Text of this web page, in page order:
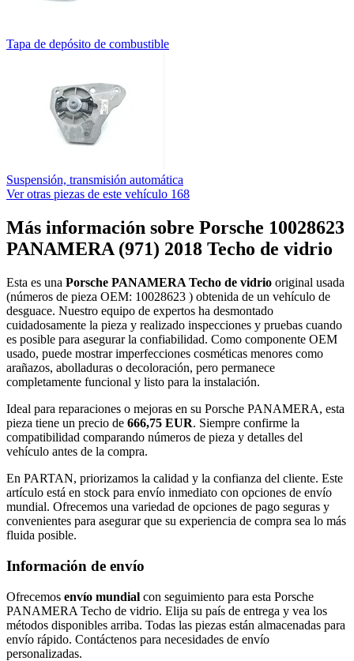
Tapa de depósito de combustible
Suspensión, transmisión automática
Ver otras piezas de este vehículo 168
Más información sobre Porsche 10028623
PANAMERA (971) 2018 Techo de vidrio
Esta es una Porsche PANAMERA Techo de vidrio original usada
(números de pieza OEM: 10028623 ) obtenida de un vehículo de
desguace. Nuestro equipo de expertos ha desmontado
cuidadosamente la pieza y realizado inspecciones y pruebas cuando
es posible para asegurar la confiabilidad. Como componente OEM
usado, puede mostrar imperfecciones cosméticas menores como
arañazos, abolladuras o decoloración, pero permanece
completamente funcional y listo para la instalación.
Ideal para reparaciones o mejoras en su Porsche PANAMERA, esta
pieza tiene un precio de 666,75 EUR. Siempre confirme la
compatibilidad comparando números de pieza y detalles del
vehículo antes de la compra.
En PARTAN, priorizamos la calidad y la confianza del cliente. Este
artículo está en stock para envío inmediato con opciones de envío
mundial. Ofrecemos una variedad de opciones de pago seguras y
convenientes para asegurar que su experiencia de compra sea lo más
fluida posible.
Información de envío
Ofrecemos envío mundial con seguimiento para esta Porsche
PANAMERA Techo de vidrio. Elija su país de entrega y vea los
métodos disponibles arriba. Todas las piezas están almacenadas para
envío rápido. Contáctenos para necesidades de envío
personalizadas.